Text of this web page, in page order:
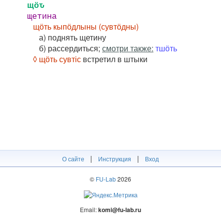
щӧԏ
щетина
щӧть кыпӧдлыны (сувтӧдны)
а) поднять щетину
б) рассердиться; смотри также: тшӧть
◊ щӧть сувтіс встретил в штыки
О сайте | Инструкция | Вход
© FU-Lab2026
Email:komi@fu-lab.ru